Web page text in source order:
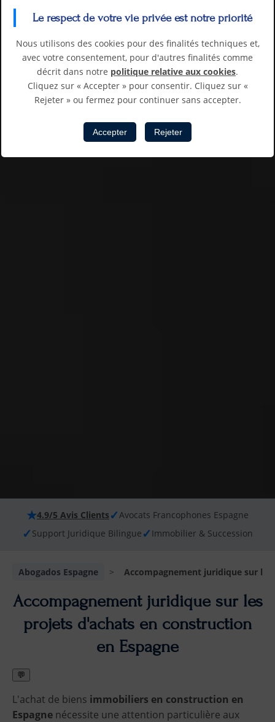
Le respect de votre vie privée est notre priorité
Nous utilisons des cookies pour des finalités techniques et,
avec votre consentement, pour d'autres finalités comme
décrit dans notre politique relative aux cookies.
Cliquez sur « Accepter » pour consentir. Cliquez sur «
Rejeter » ou fermez pour continuer sans accepter.
Accepter Rejeter
★4.9/5 Avis Clients ✓Avocats Francophones Espagne
✓ Support Juridique Bilingue ✓ Immobilier & Succession
Abogados Espagne > Accompagnement juridique sur
Accompagnement juridique sur les
projets d'achats en construction
en Espagne
💬
L'achat de biens immobiliers en construction en
Espagne nécessite une attention particulière aux